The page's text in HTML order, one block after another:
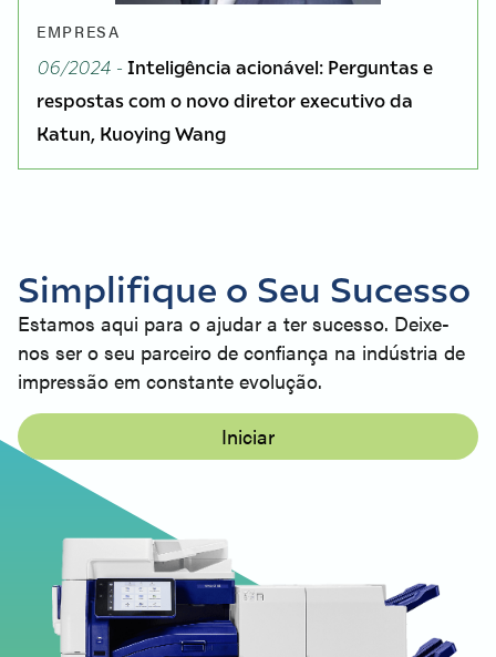
EMPRESA
06/2024 - Inteligência acionável: Perguntas e
respostas com o novo diretor executivo da
Katun, Kuoying Wang
Simplifique o Seu Sucesso
Estamos aqui para o ajudar a ter sucesso. Deixe-
nos ser o seu parceiro de confiança na indústria de
impressão em constante evolução.
Iniciar